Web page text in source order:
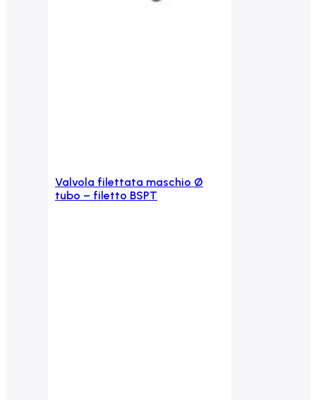
Aggiungi al carrello
Valvola filettata maschio Ø
tubo – filetto BSPT